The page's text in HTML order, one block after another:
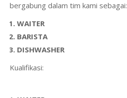
bergabung dalam tim kami sebagai:
WAITER
BARISTA
DISHWASHER
Kualifikasi: